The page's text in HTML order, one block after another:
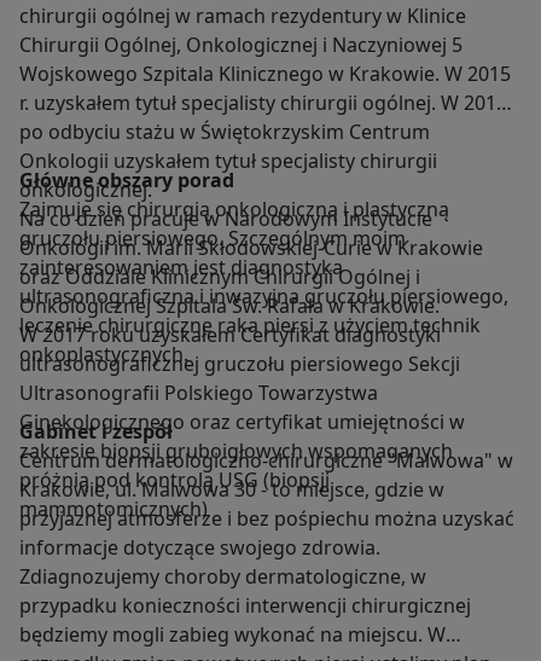
chirurgii ogólnej w ramach rezydentury w Klinice
Chirurgii Ogólnej, Onkologicznej i Naczyniowej 5
Wojskowego Szpitala Klinicznego w Krakowie. W 2015
r. uzyskałem tytuł specjalisty chirurgii ogólnej. W 2018 r.
po odbyciu stażu w Świętokrzyskim Centrum
Onkologii uzyskałem tytuł specjalisty chirurgii
onkologicznej.
Na co dzień pracuje w Narodowym Instytucie
Onkologii im. Marii Skłodowskiej-Curie w Krakowie
oraz Oddziale Klinicznym Chirurgii Ogólnej i
Onkologicznej Szpitala Św. Rafała w Krakowie.
W 2017 roku uzyskałem Certyfikat diagnostyki
ultrasonograficznej gruczołu piersiowego Sekcji
Ultrasonografii Polskiego Towarzystwa
Ginekologicznego oraz certyfikat umiejętności w
zakresie biopsji gruboigłowych wspomaganych
próżnią pod kontrolą USG (biopsji
mammotomicznych)
Główne obszary porad
Zajmuje się chirurgią onkologiczną i plastyczną
gruczołu piersiowego. Szczególnym moim
zainteresowaniem jest diagnostyka
ultrasonograficzna i inwazyjna gruczołu piersiowego,
leczenie chirurgiczne raka piersi z użyciem technik
onkoplastycznych.
Gabinet i zespół
Centrum dermatologiczno-chirurgiczne "Malwowa" w
Krakowie, ul. Malwowa 30 - to miejsce, gdzie w
przyjaznej atmosferze i bez pośpiechu można uzyskać
informacje dotyczące swojego zdrowia.
Zdiagnozujemy choroby dermatologiczne, w
przypadku konieczności interwencji chirurgicznej
będziemy mogli zabieg wykonać na miejscu. W